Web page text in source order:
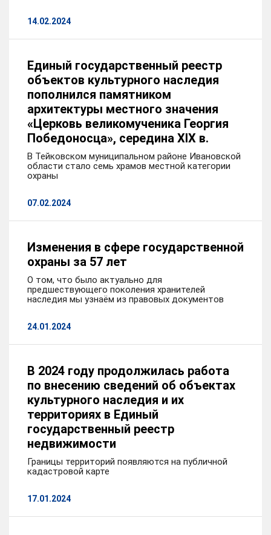
14.02.2024
Единый государственный реестр
объектов культурного наследия
пополнился памятником
архитектуры местного значения
«Церковь великомученика Георгия
Победоносца», середина XIX в.
В Тейковском муниципальном районе Ивановской
области стало семь храмов местной категории
охраны
07.02.2024
Изменения в сфере государственной
охраны за 57 лет
О том, что было актуально для
предшествующего поколения хранителей
наследия мы узнаём из правовых документов
24.01.2024
В 2024 году продолжилась работа
по внесению сведений об объектах
культурного наследия и их
территориях в Единый
государственный реестр
недвижимости
Границы территорий появляются на публичной
кадастровой карте
17.01.2024